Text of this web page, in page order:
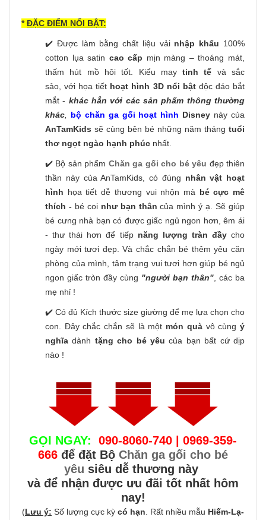
*ĐẶC ĐIỂM NỔI BẬT:
✔️ Được làm bằng chất liệu vải nhập khẩu 100%
cotton lụa satin cao cấp mịn màng – thoáng mát,
thấm hút mồ hôi tốt. Kiểu maytinh tế và sắc
sảo, với họa tiết hoạt hình 3D nổi bật độc đáo bắt
mắt - khác hẳn với các sản phẩm thông thường
khác
bộ chăn ga gối hoạt hình Disney này của
AnTamKids sẽ cùng bên bé những năm tháng tuổi
thơ ngọt ngào hạnh phúc nhất.
✔️ Bộ sản phẩm Chăn ga gối cho bé yêu đẹp thiên
thần này của AnTamKids, có đúng nhân vật hoạt
hình họa tiết dễ thương vui nhộn mà bé cực mê
thích - bé coi như bạn thâncủa mình ý ạ. Sẽ giúp
bé cưng nhà bạn có được giấc ngủ ngon hơn, êm ái
- thư thái hơn để tiếp năng lượng tràn đầycho
ngày mới tươi đẹp. Và chắc chắn bé thêm yêu căn
phòng của mình, tâm trạng vui tươi hơn giúp bé ngủ
ngon giấc tròn đầy cùng "người bạn thân" , các ba
mẹ nhỉ !
✔️ Có đủ Kích thước size giường để mẹ lựa chọn cho
con. Đây chắc chắn sẽ là một món quàvô cùngý
nghĩadành tặng cho bé yêu của bạn bất cứ dịp
nào !
GỌI NGAY:
090-8060-740 | 0969-359-
666 để đặt Bộ Chăn ga gối cho bé
yêu siêu dễ thương này
và để nhận được ưu đãi tốt nhất hôm
nay!
(Lưu ý: Số lượng cực kỳ có hạn . Rất nhiều mẫu Hiếm-Lạ-